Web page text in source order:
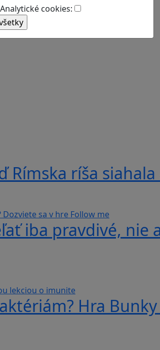
Analytické cookies:
Rímska ríša
iba pravdivé, nie
Hra